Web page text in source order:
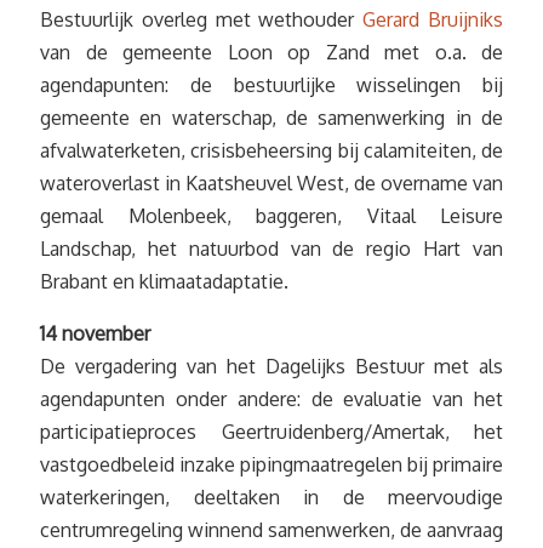
Bestuurlijk overleg met wethouderGerard Bruijniks
van de gemeente Loon op Zand met o.a. de
agendapunten: de bestuurlijke wisselingen bij
gemeente en waterschap, de samenwerking in de
afvalwaterketen, crisisbeheersing bij calamiteiten, de
wateroverlast in Kaatsheuvel West, de overname van
gemaal Molenbeek, baggeren, Vitaal Leisure
Landschap, het natuurbod van de regio Hart van
Brabant en klimaatadaptatie.
14 november
De vergadering van het Dagelijks Bestuur met als
agendapunten onder andere: de evaluatie van het
participatieproces Geertruidenberg/Amertak, het
vastgoedbeleid inzake pipingmaatregelen bij primaire
waterkeringen, deeltaken in de meervoudige
centrumregeling winnend samenwerken, de aanvraag